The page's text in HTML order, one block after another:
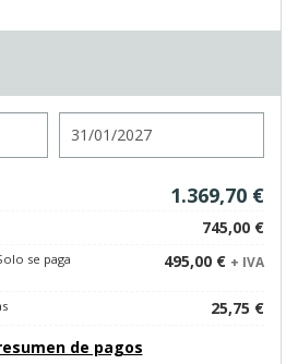
1.369,70 €
745,00 €
se paga
495,00 € + IVA
25,75 €
de pagos